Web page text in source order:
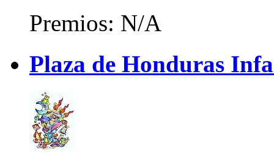
Premios: N/A
Plaza de Honduras